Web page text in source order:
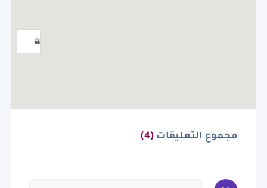
مجموع التعليقات (4)